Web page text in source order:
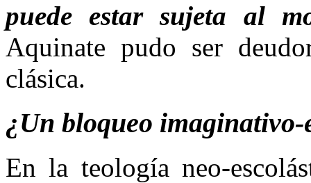
puede estar sujeta al
Aquinate pudo ser
clásica.
¿Un bloqueo
En la teología neo-